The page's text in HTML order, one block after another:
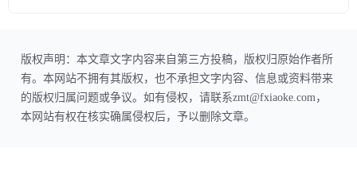
版权声明：本文章文字内容来自第三方投稿，版权归原始作者所
有。本网站不拥有其版权，也不承担文字内容、信息或资料带来
的版权归属问题或争议。如有侵权，请联系zmt@fxiaoke.com，
本网站有权在核实确属侵权后，予以删除文章。